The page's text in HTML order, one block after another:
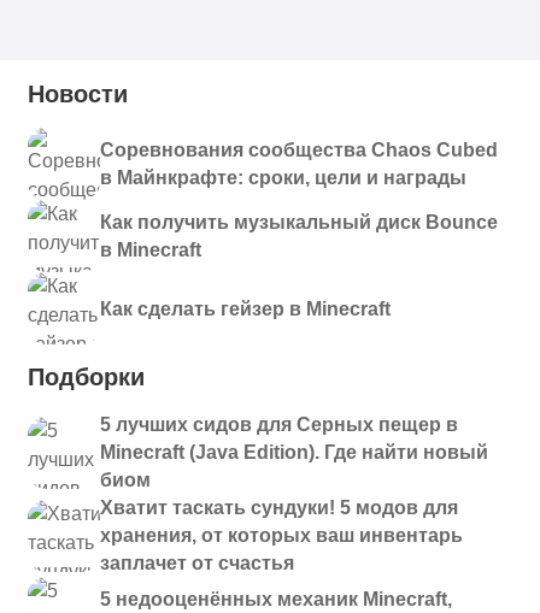
Новости
Соревнования сообщества Chaos Cubed
в Майнкрафте: сроки, цели и награды
Как получить музыкальный диск Bounce
в Minecraft
Как сделать гейзер в Minecraft
Подборки
5 лучших сидов для Серных пещер в
Minecraft (Java Edition). Где найти новый
биом
Хватит таскать сундуки! 5 модов для
хранения, от которых ваш инвентарь
заплачет от счастья
5 недооценённых механик Minecraft,